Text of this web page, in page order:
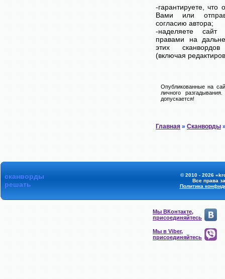
-гарантируете, что
Вами или
согласию автора;
-наделяете
правами на
этих
(включая
Опубликованные на
личного
допускается!
Главная » Сканворды
сканворды
решать
© 2010 - 2026
Все права
Политика
Мы ВКонтакте,
присоединяйтесь
Мы в Viber,
присоединяйтесь